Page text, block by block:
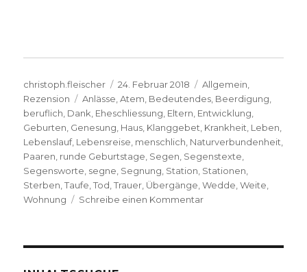
Autor
christoph.fleischer
Veröffentlicht
am
24. Februar 2018 Kategorien
Allgemein
Rezension
Schlagwörter
Anlässe ,Atem Bedeutendes Beerdigung
beruflich Dank Eheschliessung Eltern Entwicklung
Geburten Genesung Haus Klanggebet Krankheit Leben
Lebenslauf, Lebensreise menschlich Naturverbundenheit
Paaren runde Geburtstage Segen Segenstexte
Segensworte segne Segnung Station Stationen
Sterben ,Taufe ,Tod ,Trauer Übergänge ,Wedde ,Weite
Wohnung
Schreibe einen Kommentarzu